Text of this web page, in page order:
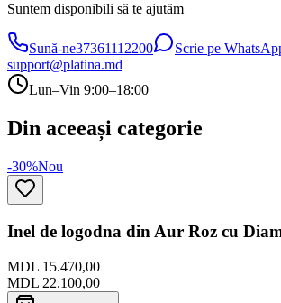
Suntem disponibili să te ajutăm
Sună-ne37361112200
Scrie pe
support@platina.md
Lun–Vin 9:00–18:00
Din aceeași categorie
-30%Nou
Inel de logodna din Aur Roz cu
MDL 15.470,00
MDL 22.100,00